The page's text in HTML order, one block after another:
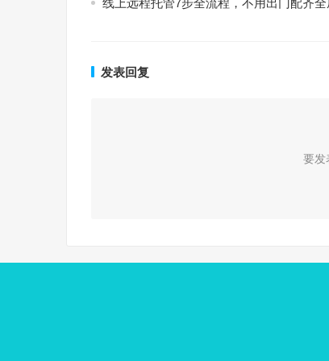
线上远程托管7步全流程，不用出门配齐
发表回复
要发